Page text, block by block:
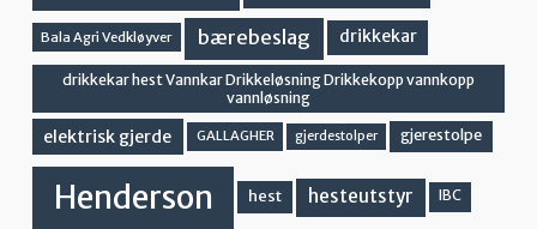
Bala Agri Vedkløyver bærebeslag drikkekar
drikkekar hest Vannkar Drikkeløsning Drikkekopp vannkopp
vannløsning
elektrisk gjerde GALLAGHER gjerdestolper gjerestolpe
Henderson hest hesteutstyr IBC